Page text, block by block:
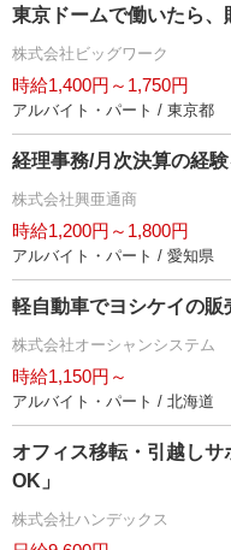
東京ドームで働いたら、
株式会社ビッグワーク
時給1,400円～1,750円
アルバイト・パート / 東京都
経理事務/月次決算の経
株式会社興亜通商
時給1,200円～1,800円
アルバイト・パート / 愛知県
軽自動車でヨシケイの販
株式会社オーシャンシステム
時給1,150円～
アルバイト・パート / 北海道
オフィス移転・引越し
OK」
株式会社ハンデックス